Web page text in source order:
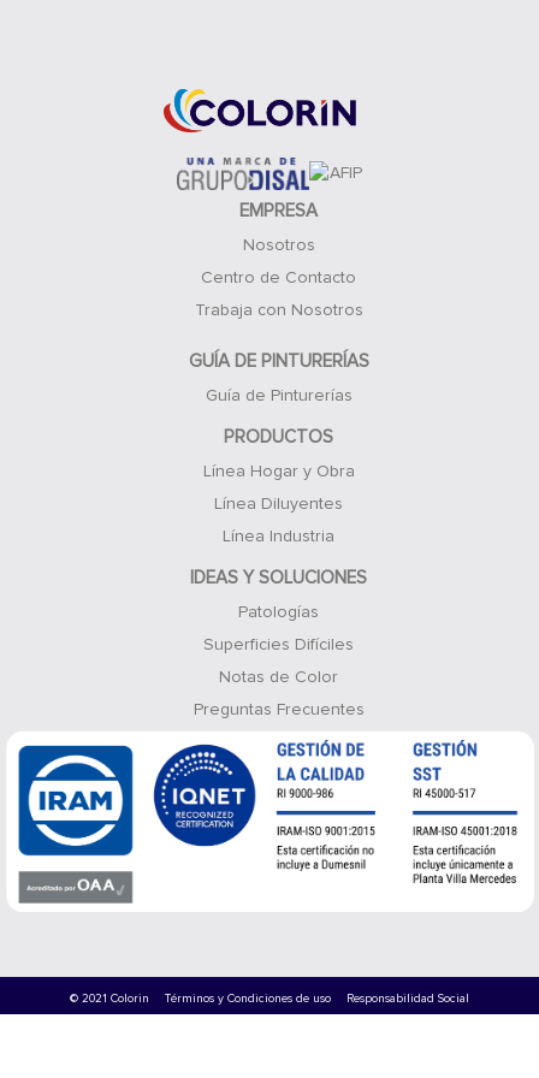
EMPRESA
Nosotros
Centro de Contacto
Trabaja con Nosotros
GUÍA DE PINTURERÍAS
Guía de Pinturerías
PRODUCTOS
Línea Hogar y Obra
Línea Diluyentes
Línea Industria
IDEAS Y SOLUCIONES
Patologías
Superficies Difíciles
Notas de Color
Preguntas Frecuentes
© 2021 Colorin Términos y Condiciones de uso Responsabilidad Social